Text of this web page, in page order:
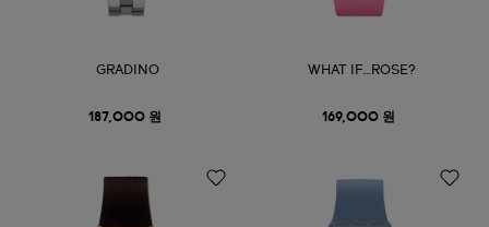
GRADINO
187,000 원
WHAT IF…ROSE?
169,000 원